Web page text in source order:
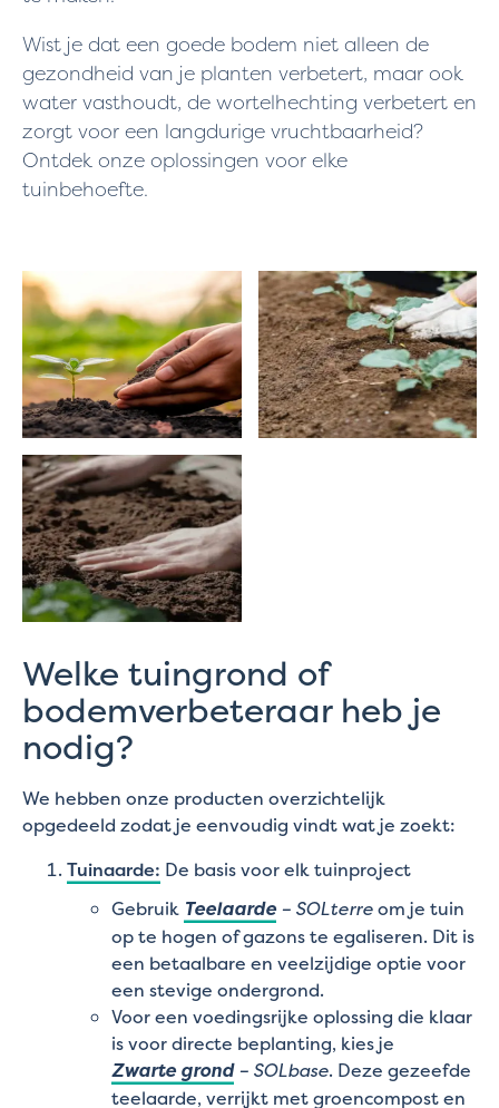
Wist je dat een goede bodem niet alleen de
gezondheid van je planten verbetert, maar ook
water vasthoudt, de wortelhechting verbetert en
zorgt voor een langdurige vruchtbaarheid?
Ontdek onze oplossingen voor elke
tuinbehoefte.
Welke tuingrond of
bodemverbeteraar heb je
nodig?
We hebben onze producten overzichtelijk
opgedeeld zodat je eenvoudig vindt wat je zoekt:
Tuinaarde: De basis voor elk tuinproject
Gebruik Teelaarde – SOLterreom je tuin
op te hogen of gazons te egaliseren. Dit is
een betaalbare en veelzijdige optie voor
een stevige ondergrond.
Voor een voedingsrijke oplossing die klaar
is voor directe beplanting, kies je
Zwarte grond– SOLbase. Deze gezeefde
teelaarde, verrijkt met groencompost en